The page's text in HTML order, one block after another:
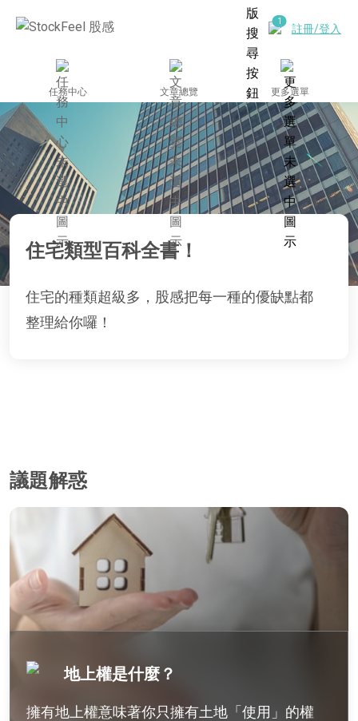
註冊/登入
任務中心 文章總覽 更多選單
住宅類型百科全書！
住宅的種類超級多，股感把每一種的優缺點都
整理給你囉！
議題解惑
地上權是什麼？
擁有地上權意味著你只擁有土地「使用」的權